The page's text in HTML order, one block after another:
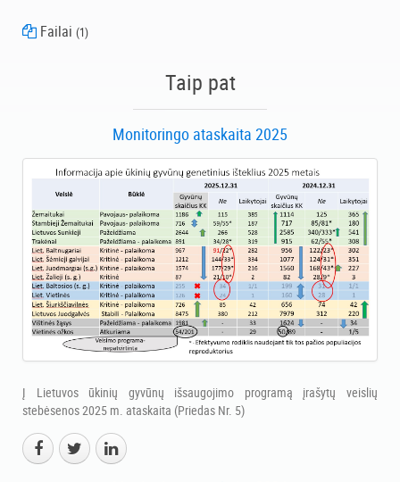
Failai (1)
Taip pat
Monitoringo ataskaita 2025
Į Lietuvos ūkinių gyvūnų išsaugojimo programą įrašytų veislių
stebėsenos 2025 m. ataskaita (Priedas Nr. 5)